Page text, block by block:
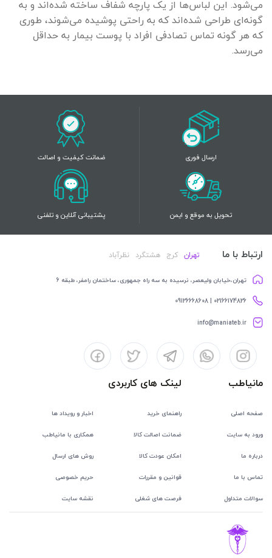
می‌شود. این لباس‌ها از یک پارچه شفاف ساخته شده‌اند و به
گونه‌ای طراحی شده‌اند که به راحتی پوشیده می‌شوند، طوری
که هر گونه تماس تصادفی افراد با پوست بیمار به حداقل
می‌رسد.
ارسال فوری ضمانت کیفیت و اصالت
تحویل به موقع و ایمن پشتیبانی آنلاین و تلفنی
ارتباط با ما تهران کرج هشتگرد نظرآباد
تهران،خیابان ولیعصر، نرسیده به سه راه جمهوری، ساختمان رامفر، طبقه 6
02166174826 | 09126668608
info@maniateb.ir
مانیاطب
صفحه اصلی
ورود به سایت
درباره ما
تماس با ما
سوالات متداول
لینک های کاربردی
راهنمای خرید اخبار و رویداد ها
ضمانت اصالت کالا همکاری با مانیاطب
امکان عودت کالا روش های ارسال
قوانین و مقررات حریم خصوصی
فرصت های شغلی نقشه سایت